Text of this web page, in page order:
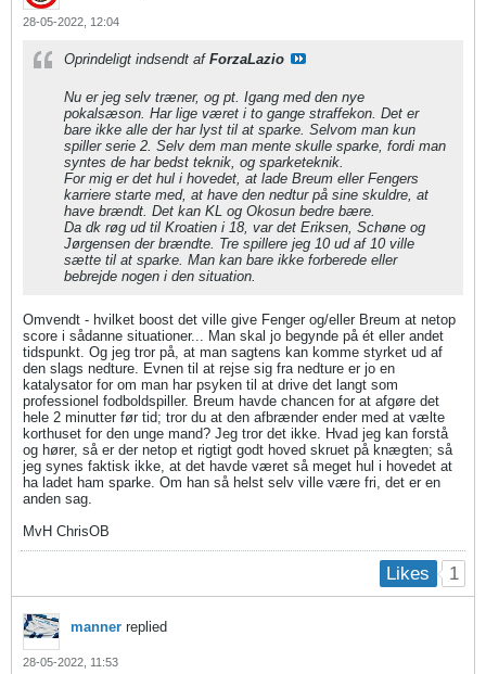
28-05-2022, 12:04
Oprindeligt indsendt af ForzaLazio
Nu er jeg selv træner, og pt. Igang med den nye
pokalsæson. Har lige været i to gange straffekon. Det er
bare ikke alle der har lyst til at sparke. Selvom man kun
spiller serie 2. Selv dem man mente skulle sparke, fordi man
syntes de har bedst teknik, og sparketeknik.
For mig er det hul i hovedet, at lade Breum eller Fengers
karriere starte med, at have den nedtur på sine skuldre, at
have brændt. Det kan KL og Okosun bedre bære.
Da dk røg ud til Kroatien i 18, var det Eriksen, Schøne og
Jørgensen der brændte. Tre spillere jeg 10 ud af 10 ville
sætte til at sparke. Man kan bare ikke forberede eller
bebrejde nogen i den situation.
Omvendt - hvilket boost det ville give Fenger og/eller Breum at netop
score i sådanne situationer... Man skal jo begynde på ét eller andet
tidspunkt. Og jeg tror på, at man sagtens kan komme styrket ud af
den slags nedture. Evnen til at rejse sig fra nedture er jo en
katalysator for om man har psyken til at drive det langt som
professionel fodboldspiller. Breum havde chancen for at afgøre det
hele 2 minutter før tid; tror du at den afbrænder ender med at vælte
korthuset for den unge mand? Jeg tror det ikke. Hvad jeg kan forstå
og hører, så er der netop et rigtigt godt hoved skruet på knægten; så
jeg synes faktisk ikke, at det havde været så meget hul i hovedet at
ha ladet ham sparke. Om han så helst selv ville være fri, det er en
anden sag.
MvH ChrisOB
Likes 1
manner replied
28-05-2022, 11:53